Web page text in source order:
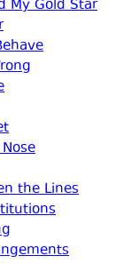
My Gold Star
the Lines